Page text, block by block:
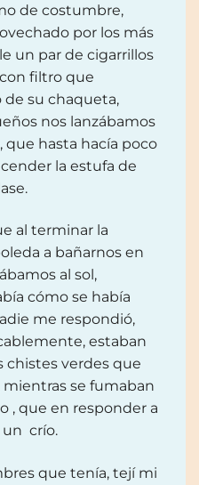
de costumbre,
por los más
un par de cigarrillos
filtro que
de su chaqueta,
nos lanzábamos
que hasta hacía poco
la estufa de
al terminar la
a bañarnos en
al sol,
cómo se había
me respondió,
estaban
chistes verdes que
se fumaban
, que en responder a
un crío.
que tenía, tejí mi